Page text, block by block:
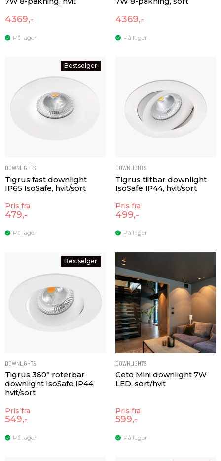
4369,-
På lager
4369,-
På lager
Bestselger
DOWNLIGHTS
Tigrus fast downlight
IP65 IsoSafe, hvit/sort
Pris fra
479,-
På lager
DOWNLIGHTS
Tigrus tiltbar downlight
IsoSafe IP44, hvit/sort
Pris fra
499,-
På lager
Bestselger
DOWNLIGHTS
Tigrus 360° roterbar
downlight IsoSafe IP44,
hvit/sort
Pris fra
549,-
På lager
DOWNLIGHTS
Ceto Mini downlight 7W
LED, sort/hvit
Pris fra
599,-
På lager